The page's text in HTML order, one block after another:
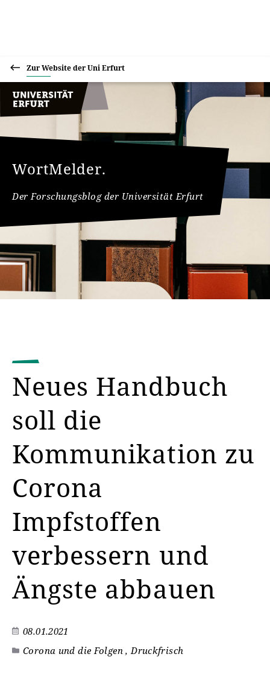
Zur Website der Uni Erfurt
WortMelder.
Der Forschungsblog der Universität Erfurt
Neues Handbuch
soll die
Kommunikation zu
Corona
Impfstoffen
verbessern und
Ängste abbauen
08.01.2021
Corona und die Folgen , Druckfrisch